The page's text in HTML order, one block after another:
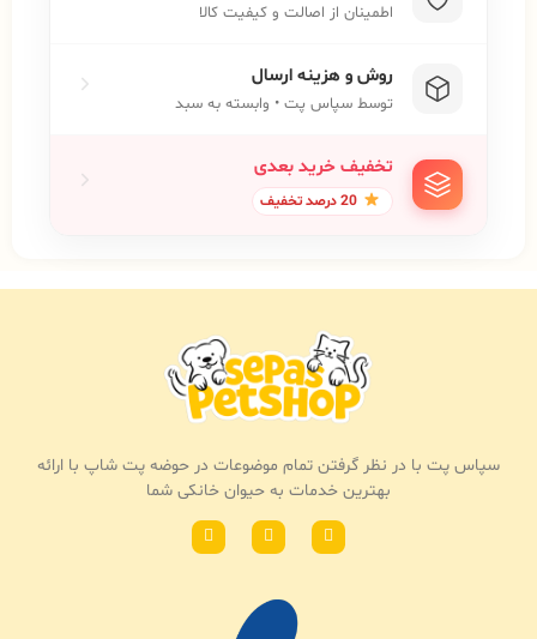
اطمینان از اصالت و کیفیت کالا
روش و هزینه ارسال
توسط سپاس پت • وابسته به سبد
تخفیف خرید بعدی
20 درصد تخفیف
سپاس پت با در نظر گرفتن تمام موضوعات در حوضه پت شاپ با ارائه
بهترین خدمات به حیوان خانکی شما